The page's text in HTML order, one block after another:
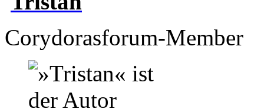
Corydorasforum-Member